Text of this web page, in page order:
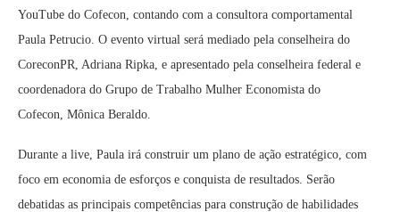
YouTube do Cofecon, contando com a consultora comportamental
Paula Petrucio. O evento virtual será mediado pela conselheira do
CoreconPR, Adriana Ripka, e apresentado pela conselheira federal e
coordenadora do Grupo de Trabalho Mulher Economista do
Cofecon, Mônica Beraldo.
Durante a live, Paula irá construir um plano de ação estratégico, com
foco em economia de esforços e conquista de resultados. Serão
debatidas as principais competências para construção de habilidades